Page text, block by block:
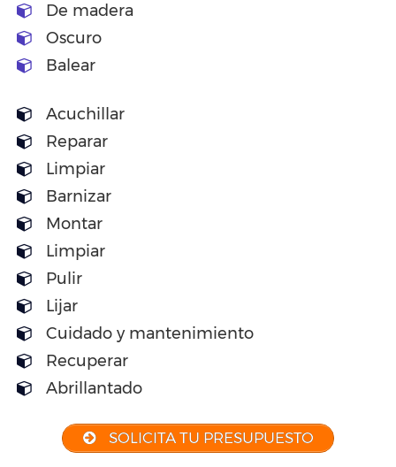
De madera
Oscuro
Balear
Acuchillar
Reparar
Limpiar
Barnizar
Montar
Limpiar
Pulir
Lijar
Cuidado y mantenimiento
Recuperar
Abrillantado
SOLICITA TU PRESUPUESTO